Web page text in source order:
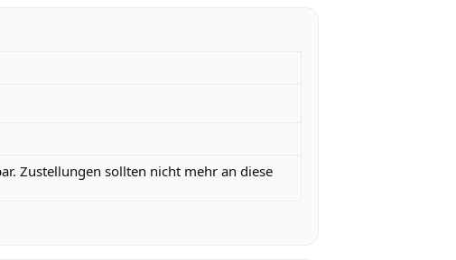
Zustellungen sollten nicht mehr an diese